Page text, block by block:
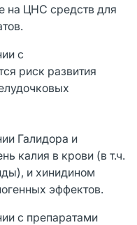
на ЦНС средств для
с
риск развития
Галидора и
калия в крови (в т.ч.
и хинидином
эффектов.
с препаратами